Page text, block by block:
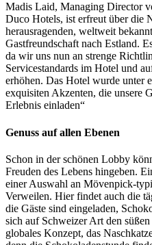
Madis Laid, Managing Director
Duco Hotels, ist erfreut über die
herausragenden, weltweit
Gastfreundschaft nach Estland.
da wir uns nun an strenge
Servicestandards im Hotel und
erhöhen. Das Hotel wurde unter
exquisiten Akzenten, die unsere
Erlebnis einladen“
Genuss auf allen Ebenen
Schon in der schönen Lobby
Freuden des Lebens hingeben.
einer Auswahl an Mövenpick-
Verweilen. Hier findet auch die
die Gäste sind eingeladen,
sich auf Schweizer Art den
globales Konzept, das